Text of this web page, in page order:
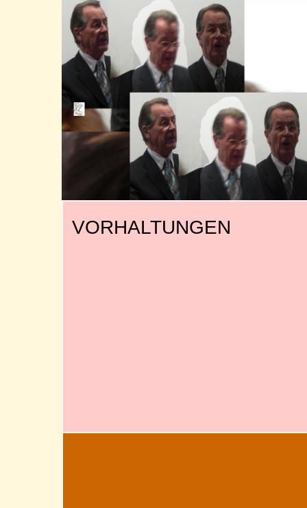
VORHALTUNGEN